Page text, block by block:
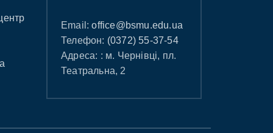
Email:office@bsmu.edu.ua
Телефон: (0372) 55-37-54
Адреса: : м. Чернівці, пл.
Театральна, 2